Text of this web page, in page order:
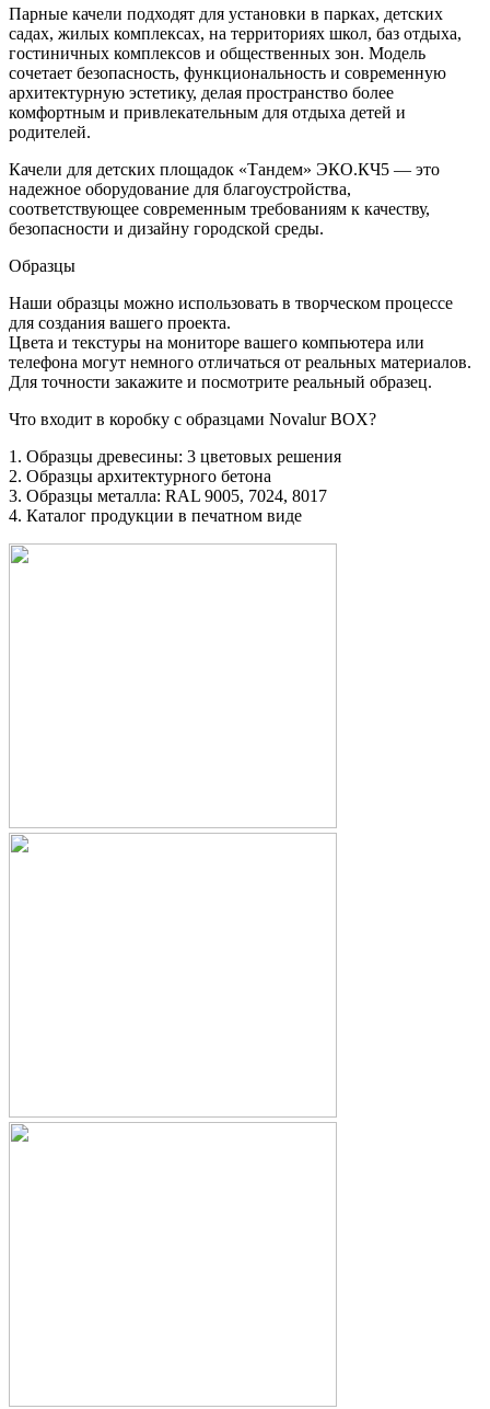
Парные качели подходят для установки в парках, детских
садах, жилых комплексах, на территориях школ, баз отдыха,
гостиничных комплексов и общественных зон. Модель
сочетает безопасность, функциональность и современную
архитектурную эстетику, делая пространство более
комфортным и привлекательным для отдыха детей и
родителей.
Качели для детских площадок «Тандем» ЭКО.КЧ5 — это
надежное оборудование для благоустройства,
соответствующее современным требованиям к качеству,
безопасности и дизайну городской среды.
Образцы
Наши образцы можно использовать в творческом процессе
для создания вашего проекта.
Цвета и текстуры на мониторе вашего компьютера или
телефона могут немного отличаться от реальных материалов.
Для точности закажите и посмотрите реальный образец.
Что входит в коробку с образцами Novalur BOX?
1. Образцы древесины: 3 цветовых решения
2. Образцы архитектурного бетона
3. Образцы металла: RAL 9005, 7024, 8017
4. Каталог продукции в печатном виде